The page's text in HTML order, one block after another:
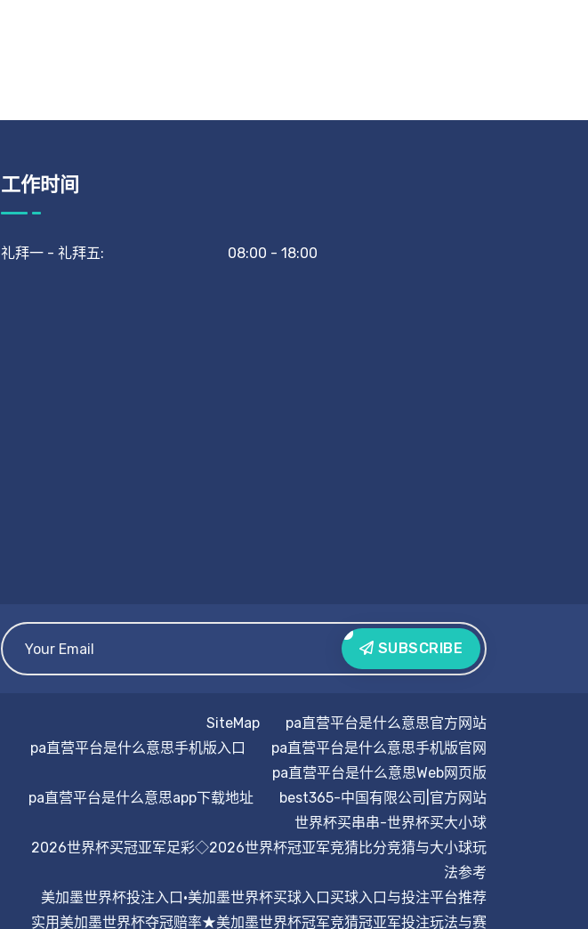
工作时间
礼拜一 - 礼拜五: 08:00 - 18:00
SUBSCRIBE
SiteMap
pa直营平台是什么意思官方网站
pa直营平台是什么意思手机版入口
pa直营平台是什么意思手机版官网
pa直营平台是什么意思Web网页版
pa直营平台是什么意思app下载地址
best365-中国有限公司|官方网站
世界杯买串串-世界杯买大小球
2026世界杯买冠亚军足彩◇2026世界杯冠亚军竞猜比分竞猜与大小球玩
法参考
美加墨世界杯投注入口·美加墨世界杯买球入口买球入口与投注平台推荐
实用美加墨世界杯夺冠赔率★美加墨世界杯冠军竞猜冠亚军投注玩法与赛